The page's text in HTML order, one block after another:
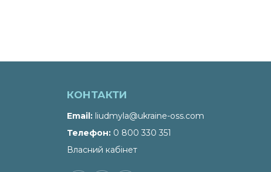
КОНТАКТИ
Email liudmyla@ukraine-oss.com
Телефон 0 800 330 351
Власний кабінет